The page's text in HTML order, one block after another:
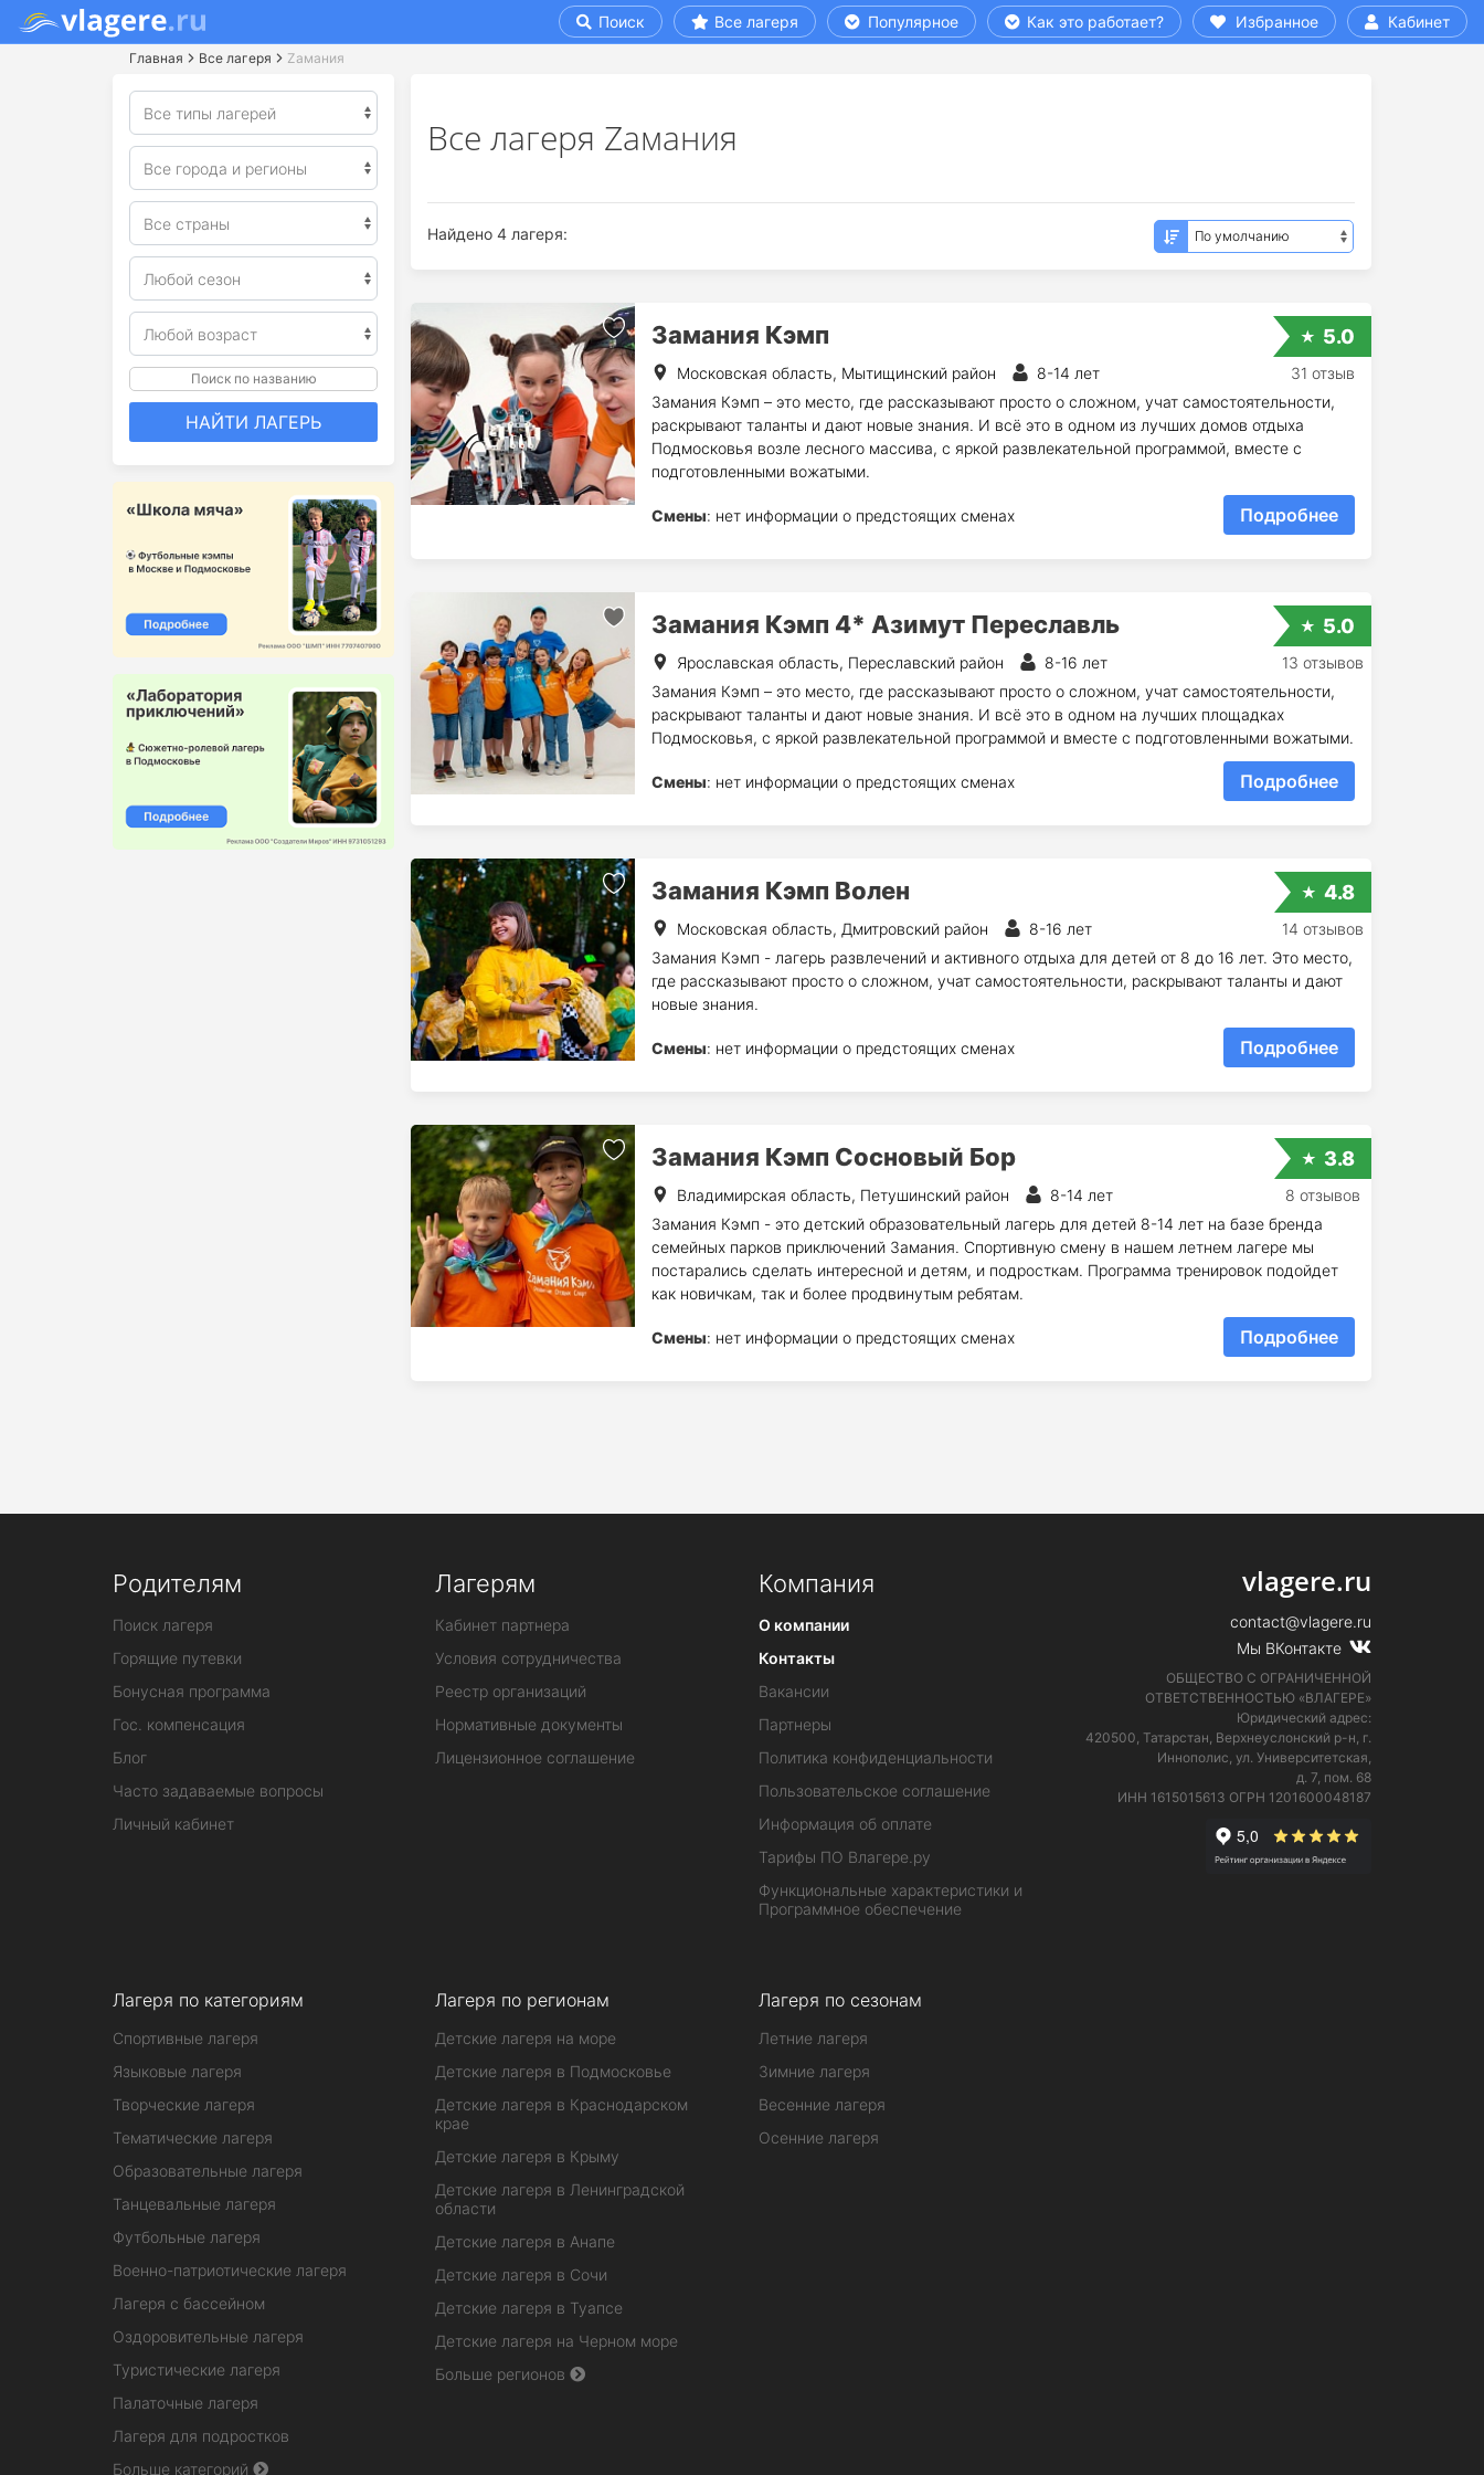
Поиск Все лагеря Популярное Как это работает? Избранное Кабинет
Главная Все лагеря Zaмания
Поиск по названию
НАЙТИ ЛАГЕРЬ
Все лагеря Zaмания
Найдено 4 лагеря:
Замания Кэмп
Московская область, Мытищинский район
8-14 лет
Замания Кэмп – это место, где рассказывают просто о сложном, учат самостоятельности,
раскрывают таланты и дают новые знания. И всё это в одном из лучших домов отдыха
Подмосковья возле лесного массива, с яркой развлекательной программой, вместе с
подготовленными вожатыми.
Смены: нет информации о предстоящих сменах Подробнее
5.0
31 отзыв
Замания Кэмп 4* Азимут Переславль
Ярославская область, Переславский район
8-16 лет
Замания Кэмп – это место, где рассказывают просто о сложном, учат самостоятельности,
раскрывают таланты и дают новые знания. И всё это в одном на лучших площадках
Подмосковья, с яркой развлекательной программой и вместе с подготовленными вожатыми.
Смены: нет информации о предстоящих сменах Подробнее
5.0
13 отзывов
Замания Кэмп Волен
Московская область, Дмитровский район
8-16 лет
Замания Кэмп - лагерь развлечений и активного отдыха для детей от 8 до 16 лет. Это место,
где рассказывают просто о сложном, учат самостоятельности, раскрывают таланты и дают
новые знания.
Смены: нет информации о предстоящих сменах Подробнее
4.8
14 отзывов
Замания Кэмп Сосновый Бор
Владимирская область, Петушинский район
8-14 лет
Замания Кэмп - это детский образовательный лагерь для детей 8-14 лет на базе бренда
семейных парков приключений Замания. Спортивную смену в нашем летнем лагере мы
постарались сделать интересной и детям, и подросткам. Программа тренировок подойдет
как новичкам, так и более продвинутым ребятам.
Смены: нет информации о предстоящих сменах Подробнее
3.8
8 отзывов
Родителям
Поиск лагеря
Горящие путевки
Бонусная программа
Гос. компенсация
Блог
Часто задаваемые вопросы
Личный кабинет
Лагерям
Кабинет партнера
Условия сотрудничества
Реестр организаций
Нормативные документы
Лицензионное соглашение
Компания
О компании
Контакты
Вакансии
Партнеры
Политика конфиденциальности
Пользовательское соглашение
Информация об оплате
Тарифы ПО Влагере.ру
Функциональные характеристики и
Программное обеспечение
Лагеря по категориям
Спортивные лагеря
Языковые лагеря
Творческие лагеря
Тематические лагеря
Образовательные лагеря
Танцевальные лагеря
Футбольные лагеря
Военно-патриотические лагеря
Лагеря с бассейном
Оздоровительные лагеря
Туристические лагеря
Палаточные лагеря
Лагеря для подростков
Больше категорий
Лагеря по регионам
Детские лагеря на море
Детские лагеря в Подмосковье
Детские лагеря в Краснодарском
крае
Детские лагеря в Крыму
Детские лагеря в Ленинградской
области
Детские лагеря в Анапе
Детские лагеря в Сочи
Детские лагеря в Туапсе
Детские лагеря на Черном море
Больше регионов
Лагеря по сезонам
Летние лагеря
Зимние лагеря
Весенние лагеря
Осенние лагеря
vlagere.ru
contact@vlagere.ru
Мы ВКонтакте
ОБЩЕСТВО С ОГРАНИЧЕННОЙ
ОТВЕТСТВЕННОСТЬЮ «ВЛАГЕРЕ»
Юридический адрес:
420500, Татарстан, Верхнеуслонский р-н, г.
Иннополис, ул. Университетская,
д. 7, пом. 68
ИНН 1615015613 ОГРН 1201600048187